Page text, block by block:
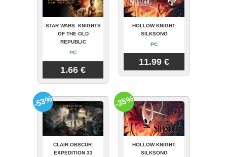
STAR WARS: KNIGHTS
OF THE OLD
REPUBLIC
PC
1.66 €
HOLLOW KNIGHT:
SILKSONG
PC
11.99 €
CLAIR OBSCUR:
EXPEDITION 33
-53%
HOLLOW KNIGHT:
SILKSONG
-35%